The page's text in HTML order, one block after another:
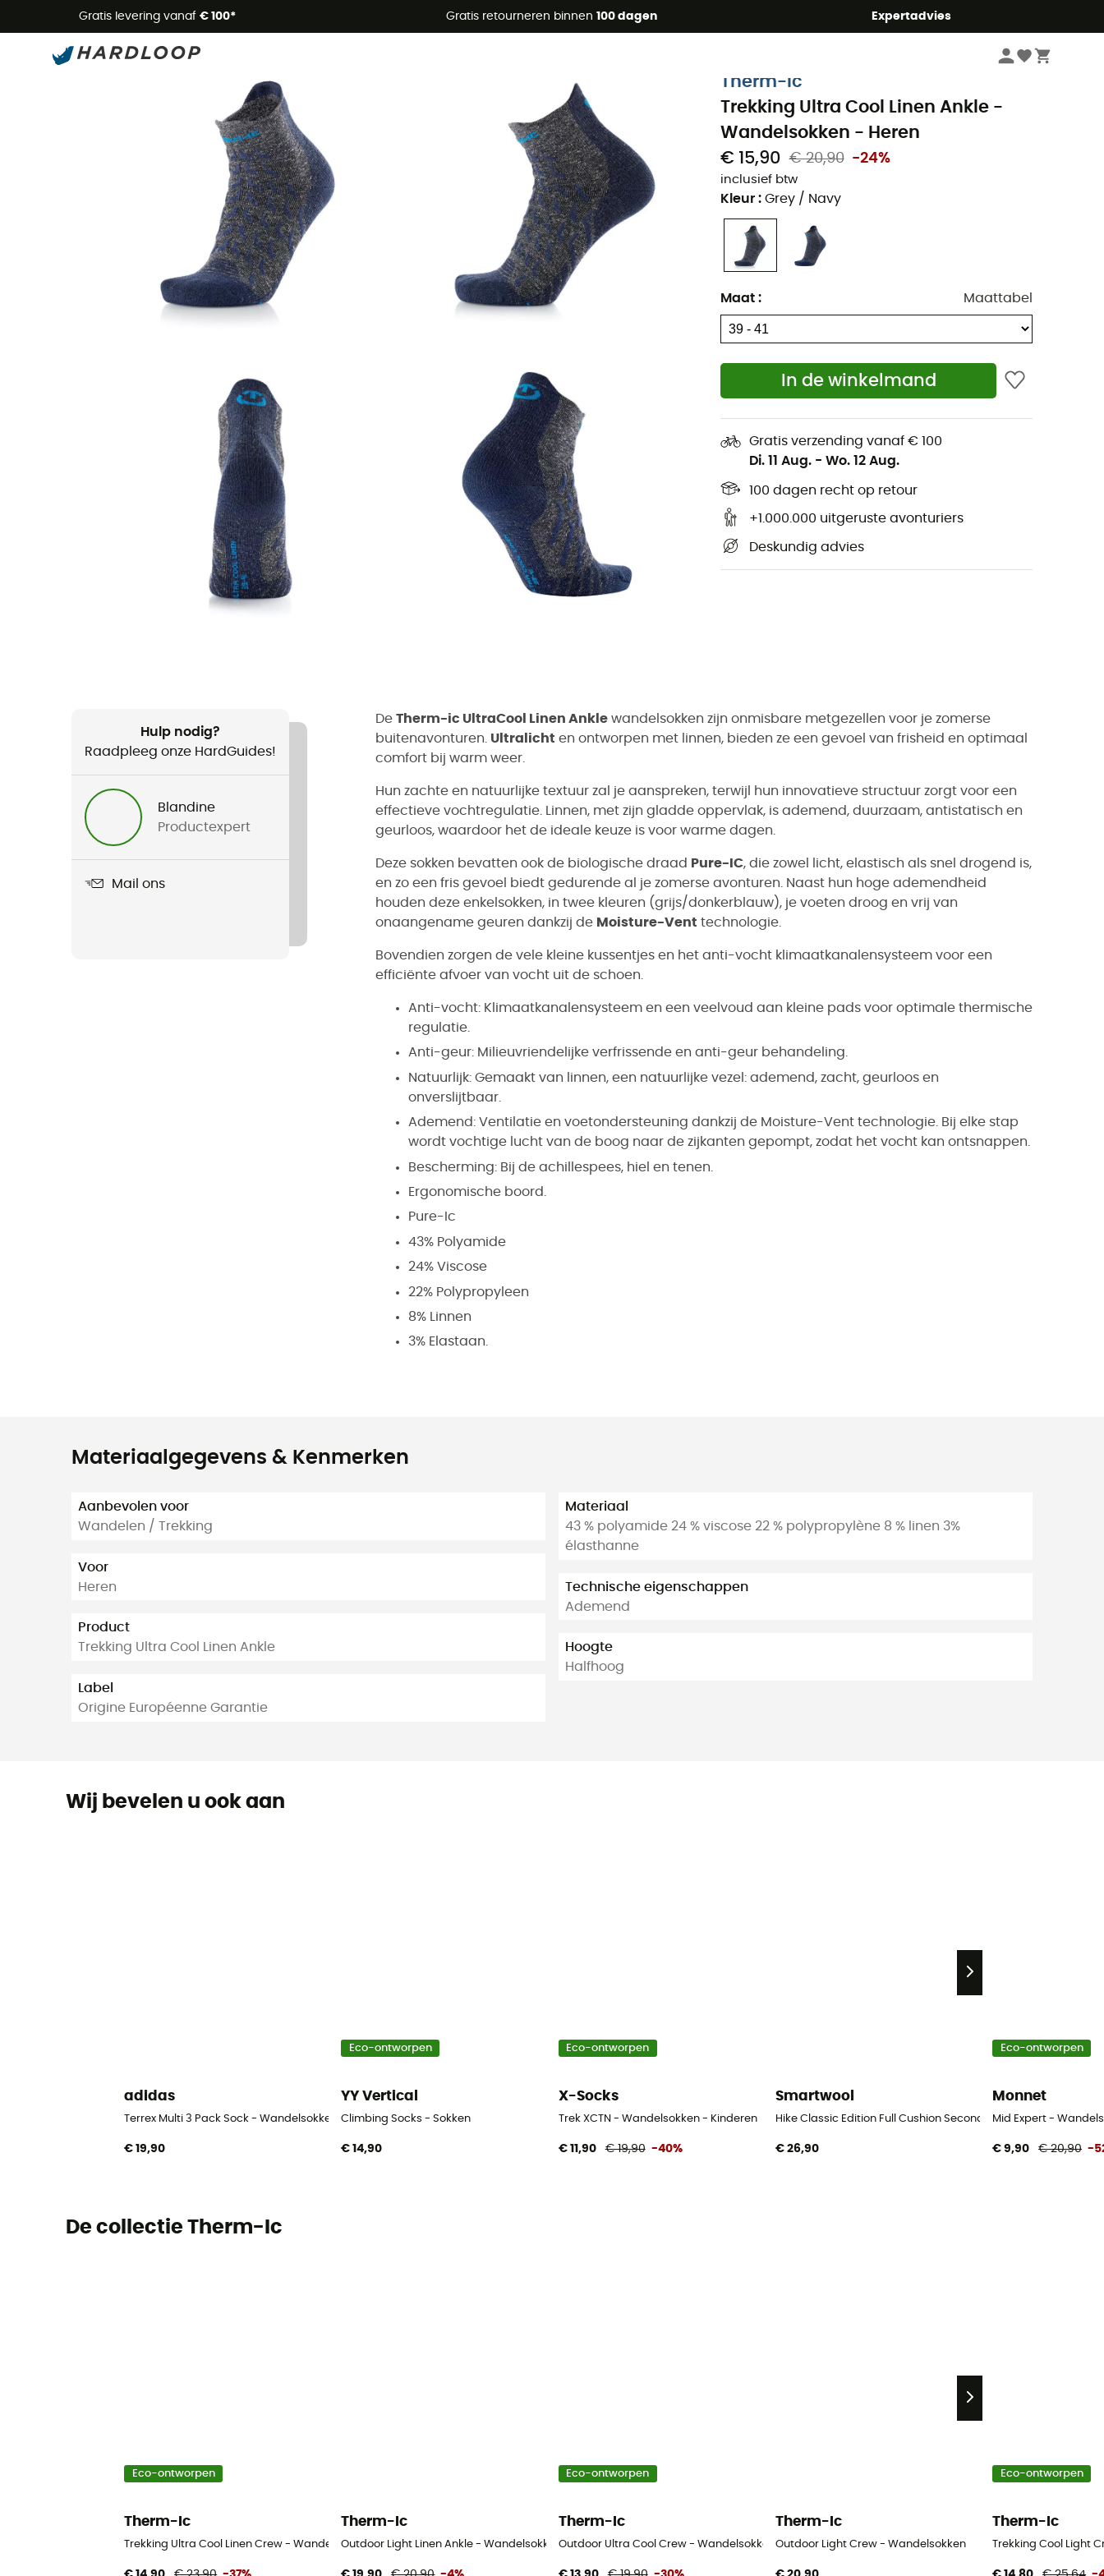
Gratis levering vanaf € 100* Gratis retourneren binnen 100 dagen Expertadvies
Zomeraanbiedingen 🔥 -5% EXTRA vanaf 2 producten* met code Summer5
Wandelsokken heren
Therm-Ic
Trekking Ultra Cool Linen Ankle -
Wandelsokken - Heren
€ 15,90 € 20,90 -24%
inclusief btw
Kleur : Grey / Navy
Maat : Maattabel
In de winkelmand
Gratis verzending vanaf € 100
Di. 11 Aug. - Wo. 12 Aug.
100 dagen recht op retour
+1.000.000 uitgeruste avonturiers
Deskundig advies
Hulp nodig?
Raadpleeg onze HardGuides!
Blandine
Productexpert
Mail ons
De Therm-ic UltraCool Linen Ankle wandelsokken zijn onmisbare metgezellen voor je zomerse
buitenavonturen. Ultralicht en ontworpen met linnen, bieden ze een gevoel van frisheid en optimaal
comfort bij warm weer.
Hun zachte en natuurlijke textuur zal je aanspreken, terwijl hun innovatieve structuur zorgt voor een
effectieve vochtregulatie. Linnen, met zijn gladde oppervlak, is ademend, duurzaam, antistatisch en
geurloos, waardoor het de ideale keuze is voor warme dagen.
Deze sokken bevatten ook de biologische draad Pure-IC, die zowel licht, elastisch als snel drogend is,
en zo een fris gevoel biedt gedurende al je zomerse avonturen. Naast hun hoge ademendheid
houden deze enkelsokken, in twee kleuren (grijs/donkerblauw), je voeten droog en vrij van
onaangename geuren dankzij de Moisture-Vent technologie.
Bovendien zorgen de vele kleine kussentjes en het anti-vocht klimaatkanalensysteem voor een
efficiënte afvoer van vocht uit de schoen.
Anti-vocht: Klimaatkanalensysteem en een veelvoud aan kleine pads voor optimale thermische
regulatie.
Anti-geur: Milieuvriendelijke verfrissende en anti-geur behandeling.
Natuurlijk: Gemaakt van linnen, een natuurlijke vezel: ademend, zacht, geurloos en
onverslijtbaar.
Ademend: Ventilatie en voetondersteuning dankzij de Moisture-Vent technologie. Bij elke stap
wordt vochtige lucht van de boog naar de zijkanten gepompt, zodat het vocht kan ontsnappen.
Bescherming: Bij de achillespees, hiel en tenen.
Ergonomische boord.
Pure-Ic
43% Polyamide
24% Viscose
22% Polypropyleen
8% Linnen
3% Elastaan.
Materiaalgegevens & Kenmerken
Aanbevolen voor
Wandelen / Trekking
Voor
Heren
Product
Trekking Ultra Cool Linen Ankle
Label
Origine Européenne Garantie
Materiaal
43 % polyamide 24 % viscose 22 % polypropylène 8 % linen 3%
élasthanne
Technische eigenschappen
Ademend
Hoogte
Halfhoog
Wij bevelen u ook aan
adidas
Terrex Multi 3 Pack Sock - Wandelsokken
€ 19,90
Eco-ontworpen
YY Vertical
Climbing Socks - Sokken
€ 14,90
Eco-ontworpen
X-Socks
Trek XCTN - Wandelsokken - Kinderen
€ 11,90 € 19,90 -40%
Smartwool
Hike Classic Edition Full Cushion Second Cut Crew Socks -
€ 26,90
Eco-ontworpen
Monnet
Mid Expert -
€ 9,90 € 20,90 -
De collectie Therm-Ic
Eco-ontworpen
Therm-Ic
Trekking Ultra Cool Linen Crew - Wandelsokken - Heren
Therm-Ic
Outdoor Light Linen Ankle - Wandelsokken
Eco-ontworpen
Therm-Ic
Outdoor Ultra Cool Crew - Wandelsokken - Heren
Therm-Ic
Outdoor Light Crew - Wandelsokken
Eco-ontworpen
Therm-Ic
Trekking Cool Light